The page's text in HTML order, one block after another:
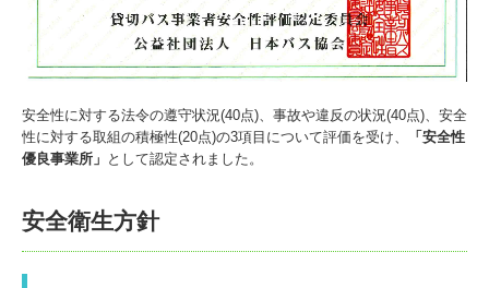
安全性に対する法令の遵守状況(40点)、事故や違反の状況(40点)、安全
性に対する取組の積極性(20点)の3項目について評価を受け、
「安全性
優良事業所」 として認定されました。
安全衛生方針